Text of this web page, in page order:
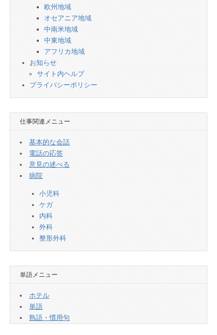
欧州地域
オセアニア地域
中南米地域
中東地域
アフリカ地域
お知らせ
サイト内ヘルプ
プライバシーポリシー
仕事関連メニュー
基本的な会話
電話の応答
意見の述べる
病院
小児科
ケガ
内科
外科
整形外科
単語メニュー
ホテル
単語
熟語・慣用句